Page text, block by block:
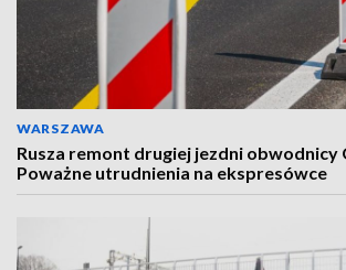
WARSZAWA
Rusza remont drugiej jezdni obwodnicy
Poważne utrudnienia na ekspresówce